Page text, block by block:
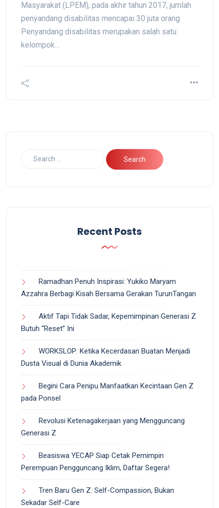
Masyarakat (LPEM), pada akhir tahun 2017, jumlah
penyandang disabilitas mencapai 30 juta orang.
Penyandang disabilitas merupakan salah satu
kelompok…
Recent Posts
Ramadhan Penuh Inspirasi: Yukiko Maryam
Azzahra Berbagi Kisah Bersama Gerakan TurunTangan
Aktif Tapi Tidak Sadar, Kepemimpinan Generasi Z
Butuh “Reset” Ini
WORKSLOP: Ketika Kecerdasan Buatan Menjadi
Dusta Visual di Dunia Akademik
Begini Cara Penipu Manfaatkan Kecintaan Gen Z
pada Ponsel
Revolusi Ketenagakerjaan yang Mengguncang
Generasi Z
Beasiswa YECAP Siap Cetak Pemimpin
Perempuan Pengguncang Iklim, Daftar Segera!
Tren Baru Gen Z: Self-Compassion, Bukan
Sekadar Self-Care